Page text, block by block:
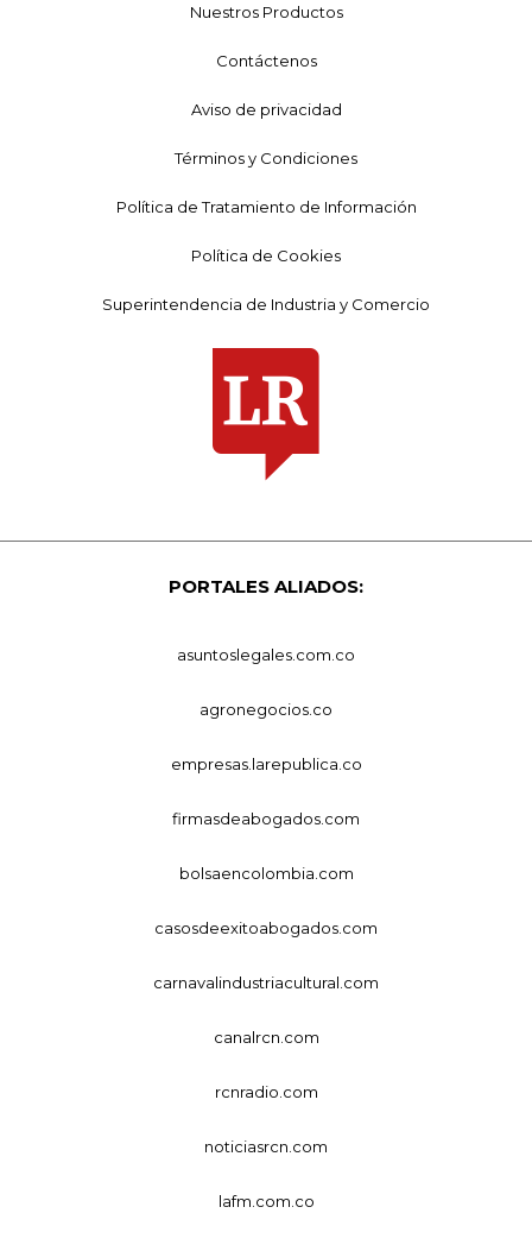
Nuestros Productos
Contáctenos
Aviso de privacidad
Términos y Condiciones
Política de Tratamiento de Información
Política de Cookies
Superintendencia de Industria y Comercio
PORTALES ALIADOS:
asuntoslegales.com.co
agronegocios.co
empresas.larepublica.co
firmasdeabogados.com
bolsaencolombia.com
casosdeexitoabogados.com
carnavalindustriacultural.com
canalrcn.com
rcnradio.com
noticiasrcn.com
lafm.com.co